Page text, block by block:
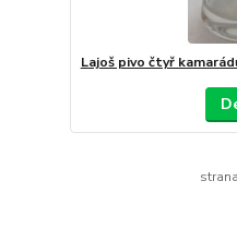
Lajoš pivo čtyř
strana